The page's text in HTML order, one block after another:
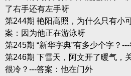
了右手还有左手呀
第244期 艳阳高照，为什么只有小
案：因为他正在游泳呀
第245期 “新华字典”有多少个字？
第246期 下雪天，阿文开了暖气，
很冷？---答案：他在门外